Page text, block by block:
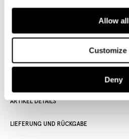
Allow all
Customize
Deny
ARTIKEL DETAILS
LIEFERUNG UND RÜCKGABE